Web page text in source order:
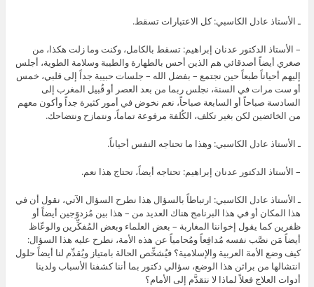
ـ الأستاذ عادل الكاسبي: كل الاعتبارات تسقط.
– الأستاذ الدكتور عدنان إبراهيم: تسقط بالكامل، وكنت وما زلت هكذا، من
صغري أيضاً أصدقائي هم الذين أحس بالطهارة والطيبة وسلامة الطوية، أجلس
إليهم أحياناً طبعاً حين نجتمع – بفضل الله – جلسات حبيبة جداً إلى قلبي، خمس
أو ست مرات في السنة، نجلس ربما من بعد العصر أو قُبيل المغرب إلى
السادسة صباحاً أو السابعة صباحاً، نعم نخوض في أمور كثيرة جداً وأكون معهم
من الخائضين لكن بغير تكلف، الكُلفة مرفوعة تماماً، ونتمازح ونتضاحك.
ـ الأستاذ عادل الكاسبي: وهذا ما تحتاجه النفس أحياناً.
– الأستاذ الدكتور عدنان إبراهيم: تحتاجه أيضاً، تحتاج هذا نعم.
ـ الأستاذ عادل الكاسبي: ارتباطاً بالسؤال هذا نطرح السؤال الآتي، نقول أن في
هذا المكان أو في هذا البرنامج هناك العديد من – هذا بين مُزدوَجين أيضاً أو
ظفرين كما يقول إخواننا المغاربة – بعض العلماء وبعض المُفكِّرين والوعّاظ
أيضاً مَن نصَّب نفسه مُدافِعاً ومُحامياً عن هذه الأمة، نطرح عليه هذا السؤال:
كيف وضع الأمة العربية والإسلامية؟ فيُشخِّص الحالة بامتياز ويُقدِّم لنا أيضاً حلول
انتشالها من براثن هذا الوضع، سؤالي دكتور بما أننا كشفنا الأسباب ولدينا
أدوات العلاج فعلاً لماذا لا نتقدَّم إلى الأمام؟